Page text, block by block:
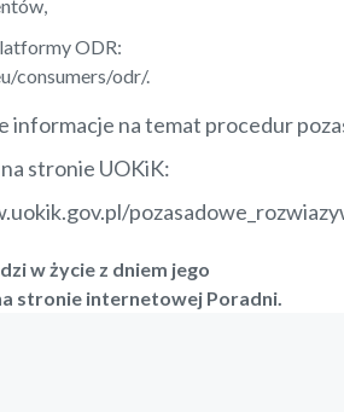
ODR:
consumers/odr/.
informacje na temat procedur
stronie UOKiK:
w życie z dniem jego
stronie internetowej Poradni.